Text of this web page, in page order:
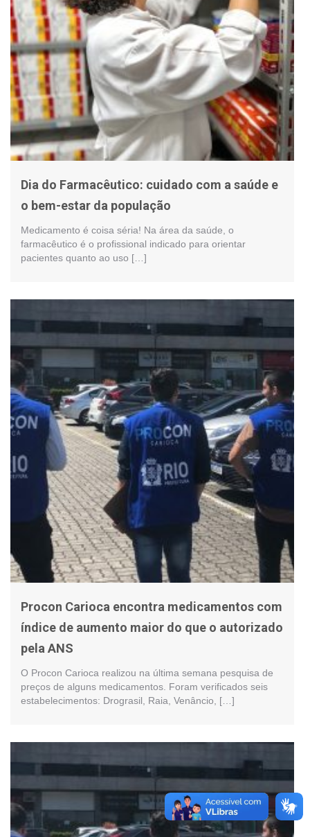
Dia do Farmacêutico: cuidado com a saúde e
o bem-estar da população
Medicamento é coisa séria! Na área da saúde, o
farmacêutico é o profissional indicado para orientar
pacientes quanto ao uso […]
Procon Carioca encontra medicamentos com
índice de aumento maior do que o autorizado
pela ANS
O Procon Carioca realizou na última semana pesquisa de
preços de alguns medicamentos. Foram verificados seis
estabelecimentos: Drograsil, Raia, Venâncio, […]